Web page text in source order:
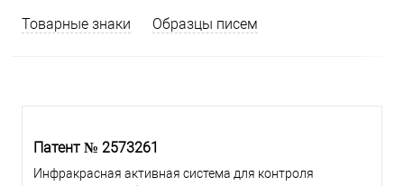
Товарные знаки Образцы писем
Патент № 2573261
Инфракрасная активная система для контроля